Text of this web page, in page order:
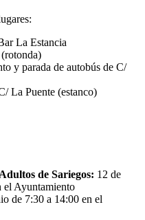
La Estancia
y parada de autobús de C/
La Puente (estanco)
de Sariegos: 12 de
el Ayuntamiento
de 7:30 a 14:00 en el